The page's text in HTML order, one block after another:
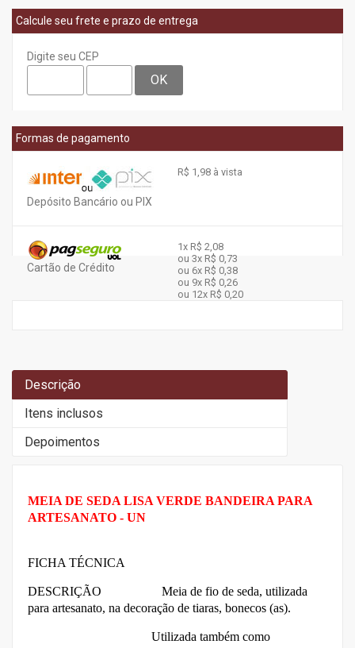
Calcule seu frete e prazo de entrega
Digite seu CEP
OK
Formas de pagamento
Depósito Bancário ou PIX
R$ 1,98 à vista
Cartão de Crédito
1x R$ 2,08
ou 3x R$ 0,73
ou 6x R$ 0,38
ou 9x R$ 0,26
ou 12x R$ 0,20
Descrição
Itens inclusos
Depoimentos
MEIA DE SEDA LISA VERDE BANDEIRA PARA
ARTESANATO - UN
FICHA TÉCNICA
DESCRIÇÃO Meia de fio de seda, utilizada
para artesanato, na decoração de tiaras, bonecos (as).
Utilizada também como